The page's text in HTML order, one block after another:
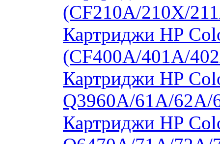
(CF210A/210X/
Картриджи HP
(CF400A/401A/
Картриджи HP
Q3960A/61A/
Картриджи HP